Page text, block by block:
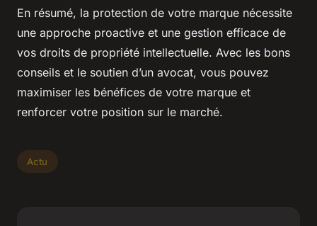
En résumé, la protection de votre marque nécessite
une approche proactive et une gestion efficace de
vos droits de propriété intellectuelle. Avec les bons
conseils et le soutien d’un avocat, vous pouvez
maximiser les bénéfices de votre marque et
renforcer votre position sur le marché.
Actu